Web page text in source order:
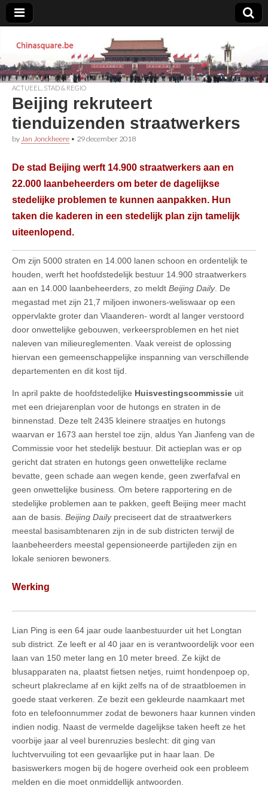
Chinasquare.be
ACTUEEL STAD & REGIO
Beijing rekruteert
tienduizenden straatwerkers
by Jan Jonckheere • 29 december 2018
De stad Beijing werft 14.900 straatwerkers aan en
22.000 laanbeheerders om beter de dagelijkse
stedelijke problemen te kunnen aanpakken. Hun
taken die kaderen in een stedelijk plan zijn tamelijk
uiteenlopend.
Om zijn 5000 straten en 14.000 lanen schoon en ordentelijk te
houden, werft het hoofdstedelijk bestuur 14.900 straatwerkers
aan en 14.000 laanbeheerders, zo meldt Beijing Daily. De
megastad met zijn 21,7 miljoen inwoners-weliswaar op een
oppervlakte groter dan Vlaanderen- wordt al langer verstoord
door onwettelijke gebouwen, verkeersproblemen en het niet
naleven van milieureglementen. Vaak vereist de oplossing
hiervan een gemeenschappelijke inspanning van verschillende
departementen en dit kost tijd.
In april pakte de hoofdstedelijke Huisvestingscommissie uit
met een driejarenplan voor de hutongs en straten in de
binnenstad. Deze telt 2435 kleinere straatjes en hutongs
waarvan er 1673 aan herstel toe zijn, aldus Yan Jianfeng van de
Commissie voor het stedelijk bestuur. Dit actieplan was er op
gericht dat straten en hutongs geen onwettelijke reclame
bevatte, geen schade aan wegen kende, geen zwerfafval en
geen onwettelijke business. Om betere rapportering en de
stedelijke problemen aan te pakken, geeft Beijing meer macht
aan de basis. Beijing Dailypreciseert dat de straatwerkers
meestal basisambtenaren zijn in de sub districten terwijl de
laanbeheerders meestal gepensioneerde partijleden zijn en
lokale senioren bewoners.
Werking
Lian Ping is een 64 jaar oude laanbestuurder uit het Longtan
sub district. Ze leeft er al 40 jaar en is verantwoordelijk voor een
laan van 150 meter lang en 10 meter breed. Ze kijkt de
blusapparaten na, plaatst fietsen netjes, ruimt hondenpoep op,
scheurt plakreclame af en kijkt zelfs na of de straatbloemen in
goede staat verkeren. Ze bezit een gekleurde naamkaart met
foto en telefoonnummer zodat de bewoners haar kunnen vinden
indien nodig. Naast de vermelde dagelijkse taken heeft ze het
voorbije jaar al veel burenruzies beslecht: dit ging van
luchtvervuiling tot een gevaarlijke put in haar laan. De
basiswerkers mogen bij de hogere overheid ook een probleem
melden en die moet onmiddellijk antwoorden.